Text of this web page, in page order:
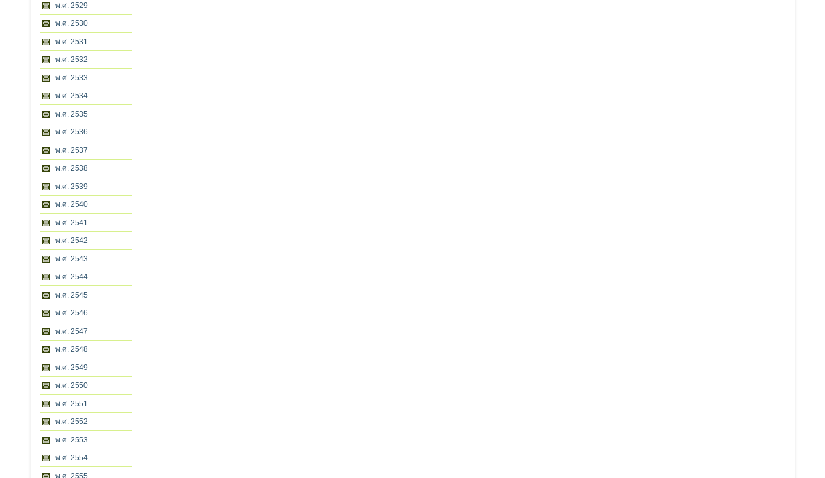
พ.ศ. 2529
พ.ศ. 2530
พ.ศ. 2531
พ.ศ. 2532
พ.ศ. 2533
พ.ศ. 2534
พ.ศ. 2535
พ.ศ. 2536
พ.ศ. 2537
พ.ศ. 2538
พ.ศ. 2539
พ.ศ. 2540
พ.ศ. 2541
พ.ศ. 2542
พ.ศ. 2543
พ.ศ. 2544
พ.ศ. 2545
พ.ศ. 2546
พ.ศ. 2547
พ.ศ. 2548
พ.ศ. 2549
พ.ศ. 2550
พ.ศ. 2551
พ.ศ. 2552
พ.ศ. 2553
พ.ศ. 2554
พ.ศ. 2555